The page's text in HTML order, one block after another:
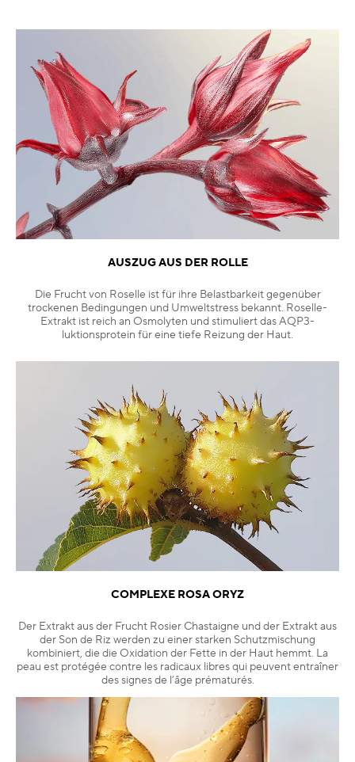
AUSZUG AUS DER ROLLE
Die Frucht von Roselle ist für ihre Belastbarkeit gegenüber
trockenen Bedingungen und Umweltstress bekannt. Roselle-
Extrakt ist reich an Osmolyten und stimuliert das AQP3-
luktionsprotein für eine tiefe Reizung der Haut.
COMPLEXE ROSA ORYZ
Der Extrakt aus der Frucht Rosier Chastaigne und der Extrakt aus
der Son de Riz werden zu einer starken Schutzmischung
kombiniert, die die Oxidation der Fette in der Haut hemmt. La
peau est protégée contre les radicaux libres qui peuvent entraîner
des signes de l’âge prématurés.